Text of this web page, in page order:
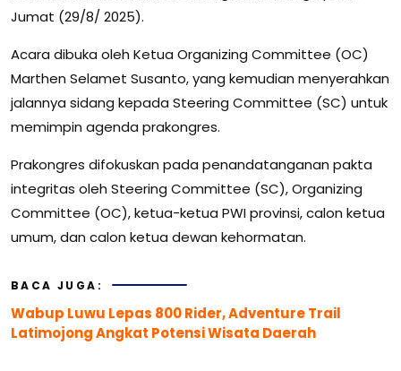
Jumat (29/8/ 2025).
Acara dibuka oleh Ketua Organizing Committee (OC)
Marthen Selamet Susanto, yang kemudian menyerahkan
jalannya sidang kepada Steering Committee (SC) untuk
memimpin agenda prakongres.
Prakongres difokuskan pada penandatanganan pakta
integritas oleh Steering Committee (SC), Organizing
Committee (OC), ketua-ketua PWI provinsi, calon ketua
umum, dan calon ketua dewan kehormatan.
BACA JUGA:
Wabup Luwu Lepas 800 Rider, Adventure Trail
Latimojong Angkat Potensi Wisata Daerah